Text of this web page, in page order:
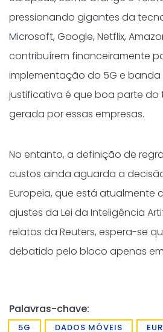
pressionando gigantes da
Microsoft, Google, Netflix,
contribuírem financeiramente
implementação do 5G e banda
justificativa é que boa parte
gerada por essas empresas.
No entanto, a definição de
custos ainda aguarda a
Europeia, que está atualmente
ajustes da Lei da Inteligência
relatos da Reuters, espera-se
debatido pelo bloco apenas
Palavras-chave:
5G DADOS MÓVEIS